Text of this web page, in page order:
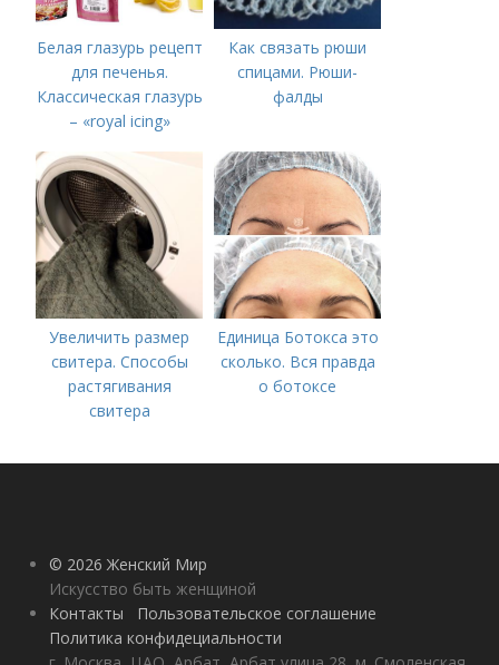
Белая глазурь рецепт
для печенья.
Классическая глазурь
– «royal icing»
Как связать рюши
спицами. Рюши-
фалды
Увеличить размер
свитера. Способы
растягивания
свитера
Единица Ботокса это
сколько. Вся правда
о ботоксе
© 2026 Женский Мир
Искусство быть женщиной
Контакты
Пользовательское соглашение
Политика конфидециальности